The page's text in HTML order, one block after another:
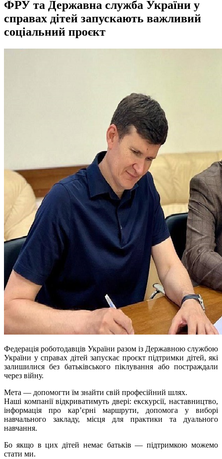
ФРУ та Державна служба України у
справах дітей запускають важливий
соціальний проєкт
Федерація роботодавців України разом із Державною службою
України у справах дітей запускає проєкт підтримки дітей, які
залишилися без батьківського піклування або постраждали
через війну.
Мета — допомогти їм знайти свій професійний шлях.
Наші компанії відкриватимуть двері: екскурсії, наставництво,
інформація про кар’єрні маршрути, допомога у виборі
навчального закладу, місця для практики та дуального
навчання.
Бо якщо в цих дітей немає батьків — підтримкою можемо
стати ми.